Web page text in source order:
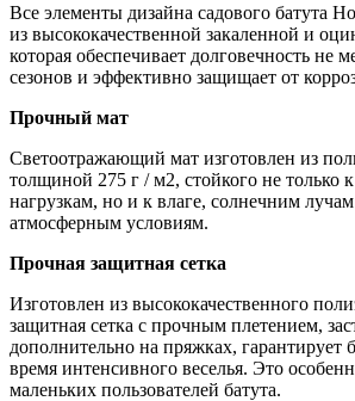
Все элементы дизайна садового батута
из высококачественной закаленной и
которая обеспечивает долговечность не
сезонов и эффективно защищает от
Прочный мат
Светоотражающий мат изготовлен из
толщиной 275 г / м2, стойкого не только
нагрузкам, но и к влаге, солнечним
атмосферным условиям.
Прочная защитная сетка
Изготовлен из высококачественного
защитная сетка с прочным плетением,
дополнительно на пряжках, гарантирует
время интенсивного веселья. Это
маленьких пользователей батута.